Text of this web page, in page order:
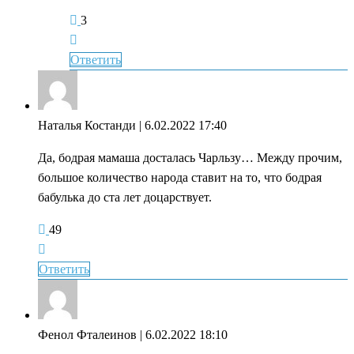
3
Ответить
Наталья Костанди | 6.02.2022 17:40
Да, бодрая мамаша досталась Чарльзу… Между прочим,
большое количество народа ставит на то, что бодрая
бабулька до ста лет доцарствует.
49
Ответить
Фенол Фталеинов | 6.02.2022 18:10